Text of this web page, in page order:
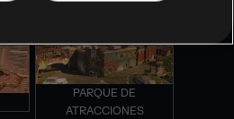
PARQUE DE
ATRACCIONES